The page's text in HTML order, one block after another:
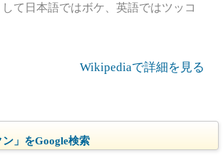
して日本語ではボケ、英語ではツッコ
Wikipediaで詳細を見る
ン」をGoogle検索